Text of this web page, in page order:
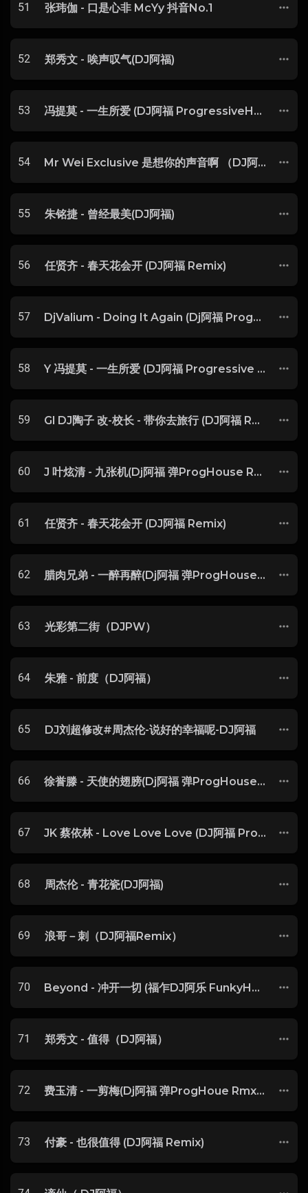
51 张玮伽 - 口是心非 McYy 抖音No.1
52 郑秀文 - 唉声叹气(DJ阿福)
53 冯提莫 - 一生所爱 (DJ阿福 ProgressiveHouse Mix) 粤语
54 Mr Wei Exclusive 是想你的声音啊 （DJ阿福 Remix） 京胜国际专用舞曲
55 朱铭捷 - 曾经最美(DJ阿福)
56 任贤齐 - 春天花会开 (DJ阿福 Remix)
57 DjValium - Doing It Again (Dj阿福 ProgHouse Rmx 2024)
58 Y 冯提莫 - 一生所爱 (DJ阿福 Progressive House Remix)
59 Gl DJ陶子 改-校长 - 带你去旅行 (DJ阿福 Remix)
60 J 叶炫清 - 九张机(Dj阿福 弹ProgHouse Rmx 2018)
61 任贤齐 - 春天花会开 (DJ阿福 Remix)
62 腊肉兄弟 - 一醉再醉(Dj阿福 弹ProgHouse Rmx 2018)
63 光彩第二街（DJPW）
64 朱雅 - 前度（DJ阿福）
65 DJ刘超修改#周杰伦-说好的幸福呢-DJ阿福
66 徐誉滕 - 天使的翅膀(Dj阿福 弹ProgHouse Rmx 2018)
67 JK 蔡依林 - Love Love Love (DJ阿福 ProgHouse Mix)
68 周杰伦 - 青花瓷(DJ阿福)
69 浪哥－刺（DJ阿福Remix）
70 Beyond - 冲开一切 (福乍DJ阿乐 FunkyHouse Mix 2022)
71 郑秀文 - 值得（DJ阿福）
72 费玉清 - 一剪梅(Dj阿福 弹ProgHoue Rmx 2018)
73 付豪 - 也很值得 (DJ阿福 Remix)